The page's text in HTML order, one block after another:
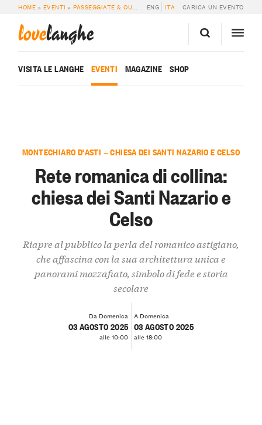
HOME » EVENTI »PASSEGGIATE & OUTDOOR » RETE ROMANICA DI COLLINA:
ENG ITA CARICA UN EVENTO
lovelanghe
VISITA LE LANGHE EVENTI MAGAZINE SHOP
MONTECHIARO D'ASTI — CHIESA DEI SANTI NAZARIO E CELSO
Rete romanica di collina:
chiesa dei Santi Nazario e
Celso
Riapre al pubblico la perla del romanico astigiano,
che affascina con la sua architettura unica e
panorami mozzafiato, simbolo di fede e storia
secolare
Da Domenica
03 AGOSTO 2025
alle 10:00
A Domenica
03 AGOSTO 2025
alle 18:00